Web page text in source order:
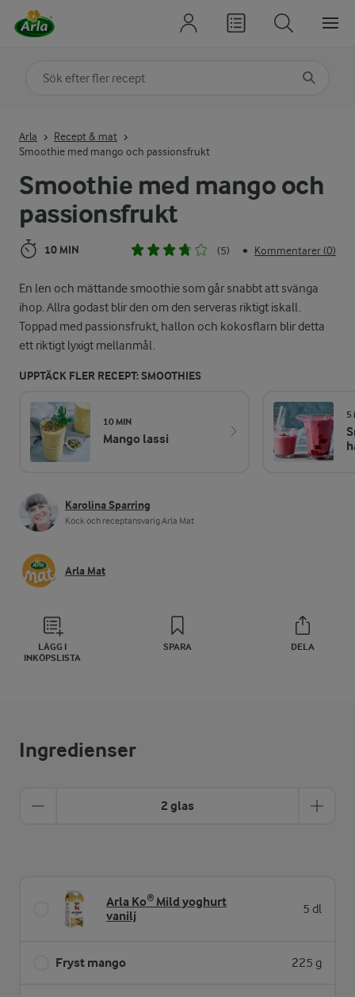
Smoothie med mango och
passionsfrukt
10 MIN (5) • Kommentarer (0)
En len och mättande smoothie som går snabbt att svänga
ihop. Allra godast blir den om den serveras riktigt iskall.
Toppad med passionsfrukt, hallon och kokosflarn blir detta
ett riktigt lyxigt mellanmål.
UPPTÄCK FLER RECEPT: SMOOTHIES
10 MIN
Mango lassi
5
Karolina Sparring
Kock och receptansvarig Arla Mat
Arla Mat
LÄGG I
INKÖPSLISTA
SPARA DELA
Arla
Recept & mat
Smoothie med mango och passionsfrukt
Ingredienser
2 glas
Arla Ko® Mild yoghurt
vanilj
5 dl
Fryst mango 225 g
Sök på kategori eller ingrediens